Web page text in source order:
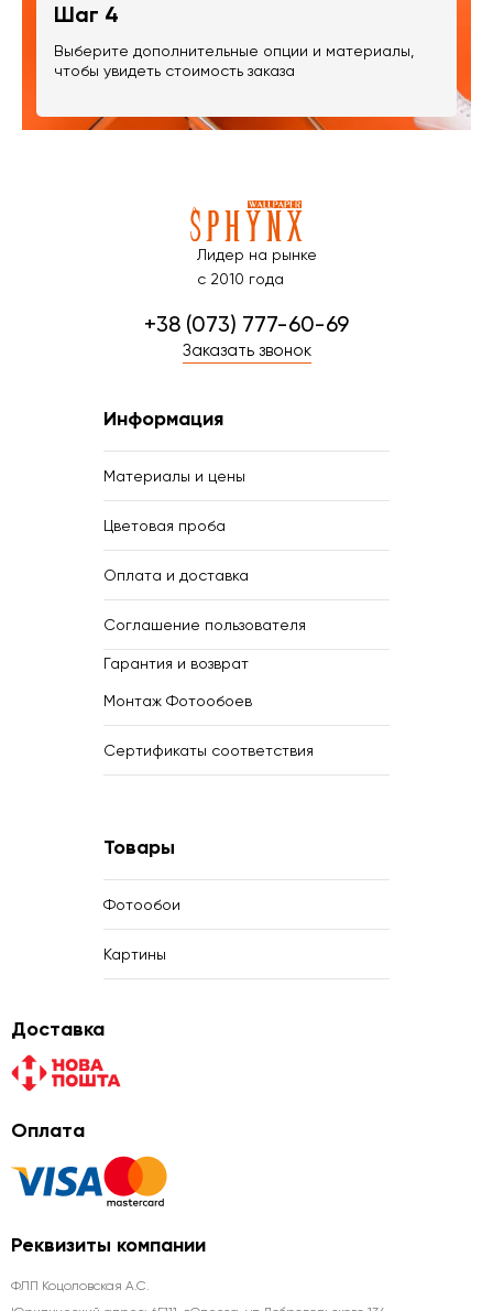
Шаг 4
Выберите дополнительные опции и материалы,
чтобы увидеть стоимость заказа
Лидер на рынке
с 2010 года
+38 (073) 777-60-69
Заказать звонок
Информация
Материалы и цены
Цветовая проба
Оплата и доставка
Соглашение пользователя
Гарантия и возврат
Монтаж Фотообоев
Сертификаты соответствия
Товары
Фотообои
Картины
Доставка
Оплата
Реквизиты компании
ФЛП Коцоловская А.С.